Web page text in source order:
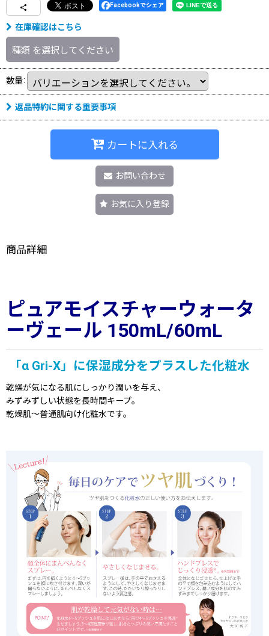
Facebookでシェア
在庫確認はこちら
種類 を選択してください
数量:
返品特約に関する重要事項
カートに入れる
お問い合わせ
お気に入り登録
商品詳細
ピュアモイスチャーウォータ
ーヴェール 150mL/60mL
「α Gri-X」に保湿成分をプラスした化粧水
乾燥が気になる肌にしっかり潤いを与え、
みずみずしい状態を長時間キープ。
乾燥肌〜普通肌向け化粧水です。